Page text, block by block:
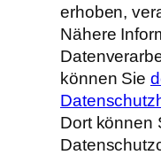
erhoben,
Nähere
können Sie
Dort können